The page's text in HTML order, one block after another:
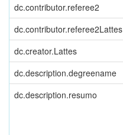
dc.contributor.referee2
dc.contributor.referee2Lattes
dc.creator.Lattes
dc.description.degreename
dc.description.resumo